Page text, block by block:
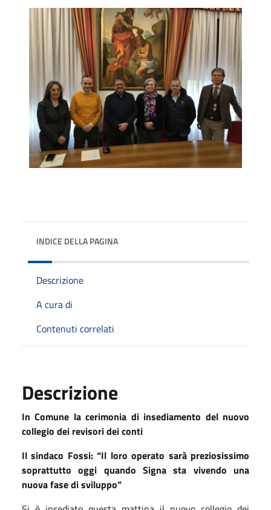
INDICE DELLA PAGINA
Descrizione
A cura di
Contenuti correlati
Descrizione
In Comune la cerimonia di insediamento del nuovo
collegio dei revisori dei conti
Il sindaco Fossi: “Il loro operato sarà preziosissimo
soprattutto oggi quando Signa sta vivendo una
nuova fase di sviluppo”